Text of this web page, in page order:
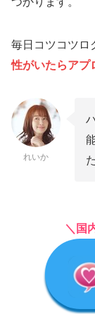
毎日コツコツロ
性がいたらアプ
れいか
＼国